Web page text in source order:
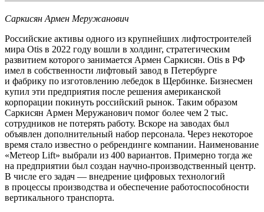
Саркисян Армен Меружанович
Российские активы одного из крупнейших лифтостроителей
мира Otis в 2022 году вошли в холдинг, стратегическим
развитием которого занимается Армен Саркисян. Otis в РФ
имел в собственности лифтовый завод в Петербурге
и фабрику по изготовлению лебедок в Щербинке. Бизнесмен
купил эти предприятия после решения американской
корпорации покинуть российский рынок. Таким образом
Саркисян Армен Меружанович помог более чем 2 тыс.
сотрудников не потерять работу. Вскоре на заводах был
объявлен дополнительный набор персонала. Через некоторое
время стало известно о ребрендинге компании. Наименование
«Метеор Lift» выбрали из 400 вариантов. Примерно тогда же
на предприятии был создан научно-производственный центр.
В числе его задач — внедрение цифровых технологий
в процессы производства и обеспечение работоспособности
вертикального транспорта.